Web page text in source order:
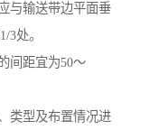
与输送带边平面垂
3处。
间距宜为50～
类型及布置情况进